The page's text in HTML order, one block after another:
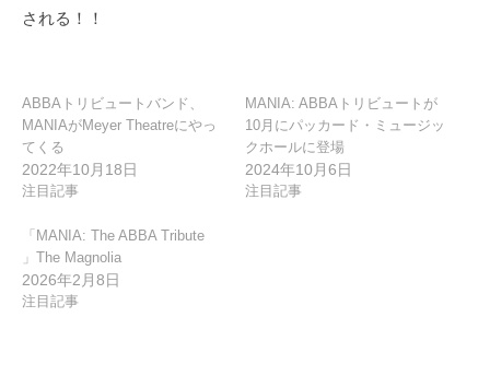
シ
される！！
ABBAトリビュートバンド、
MANIAがMeyer Theatreにやっ
てくる
2022年10月18日
注目記事
MANIA: ABBAトリビュートが
10月にパッカード・ミュージッ
クホールに登場
2024年10月6日
注目記事
「MANIA: The ABBA Tribute
」The Magnolia
2026年2月8日
注目記事